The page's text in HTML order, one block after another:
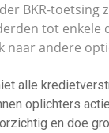
BKR-
tot enkele
naar andere
alle
oplichters
en doe